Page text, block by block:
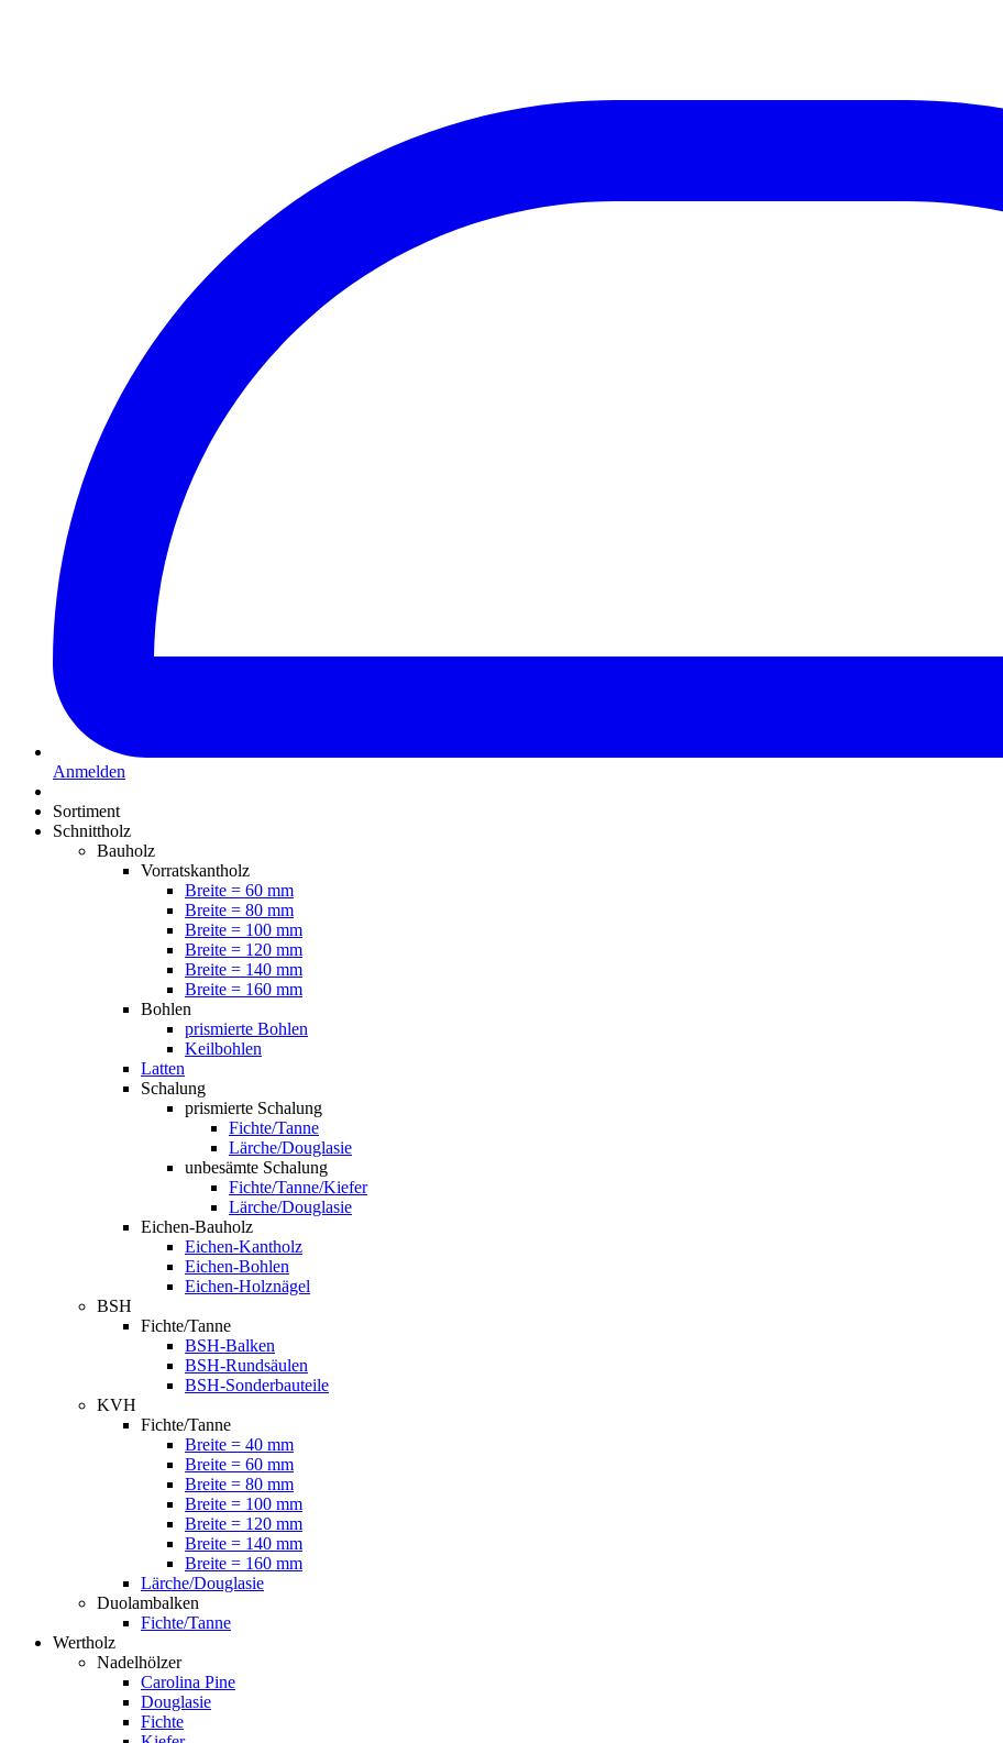
Anmelden
Sortiment
Schnittholz
Bauholz
Vorratskantholz
Breite = 60 mm
Breite = 80 mm
Breite = 100 mm
Breite = 120 mm
Breite = 140 mm
Breite = 160 mm
Bohlen
prismierte Bohlen
Keilbohlen
Latten
Schalung
prismierte Schalung
Fichte/Tanne
Lärche/Douglasie
unbesämte Schalung
Fichte/Tanne/Kiefer
Lärche/Douglasie
Eichen-Bauholz
Eichen-Kantholz
Eichen-Bohlen
Eichen-Holznägel
BSH
Fichte/Tanne
BSH-Balken
BSH-Rundsäulen
BSH-Sonderbauteile
KVH
Fichte/Tanne
Breite = 40 mm
Breite = 60 mm
Breite = 80 mm
Breite = 100 mm
Breite = 120 mm
Breite = 140 mm
Breite = 160 mm
Lärche/Douglasie
Duolambalken
Fichte/Tanne
Wertholz
Nadelhölzer
Carolina Pine
Douglasie
Fichte